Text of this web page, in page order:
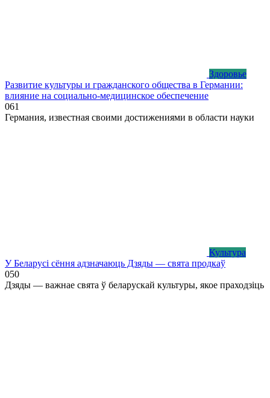
Здоровье
Развитие культуры и гражданского общества в Германии:
влияние на социально-медицинское обеспечение
061
Германия, известная своими достижениями в области науки
Культура
У Беларусі сёння адзначаюць Дзяды — свята продкаў
050
Дзяды — важнае свята ў беларускай культуры, якое праходзіць